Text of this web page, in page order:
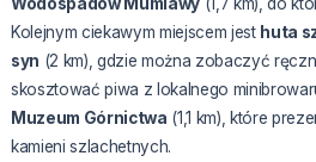
Wodospadów Mumlawy(1,7 km), do
Kolejnym ciekawym miejscem jest huta
syn (2 km), gdzie można zobaczyć
skosztować piwa z lokalnego
Muzeum Górnictwa (1,1 km), które
kamieni szlachetnych.